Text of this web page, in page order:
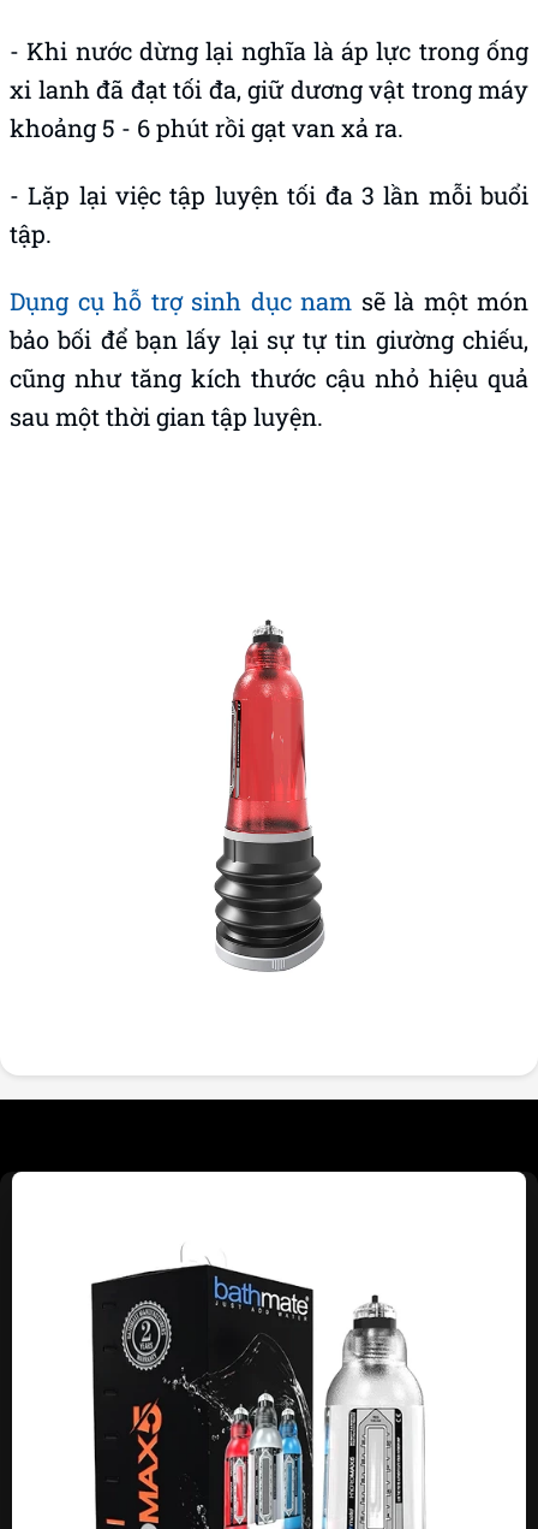
- Khi nước dừng lại nghĩa là áp lực trong ống
xi lanh đã đạt tối đa, giữ dương vật trong máy
khoảng 5 - 6 phút rồi gạt van xả ra.
- Lặp lại việc tập luyện tối đa 3 lần mỗi buổi
tập.
Dụng cụ hỗ trợ sinh dục nam sẽ là một món
bảo bối để bạn lấy lại sự tự tin giường chiếu,
cũng như tăng kích thước cậu nhỏ hiệu quả
sau một thời gian tập luyện.